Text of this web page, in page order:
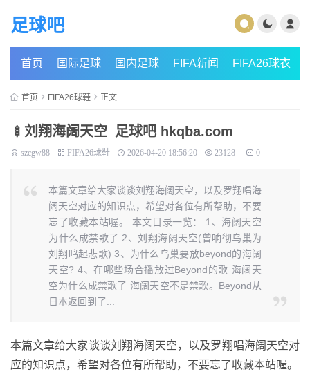
足球吧
首页 国际足球 国内足球 FIFA新闻 FIFA26球衣
首页 FIFA26球鞋 正文
🍢刘翔海阔天空_足球吧 hkqba.com
szcgw88 FIFA26球鞋 2026-04-20 18:56:20 23128 0
本篇文章给大家谈谈刘翔海阔天空，以及罗翔唱海
阔天空对应的知识点，希望对各位有所帮助，不要
忘了收藏本站喔。 本文目录一览： 1、海阔天空
为什么成禁歌了 2、刘翔海阔天空(曾响彻鸟巢为
刘翔鸣起悲歌) 3、为什么鸟巢要放beyond的海阔
天空? 4、在哪些场合播放过Beyond的歌 海阔天
空为什么成禁歌了 海阔天空不是禁歌。Beyond从
日本返回到了...
本篇文章给大家谈谈刘翔海阔天空，以及罗翔唱海阔天空对
应的知识点，希望对各位有所帮助，不要忘了收藏本站喔。